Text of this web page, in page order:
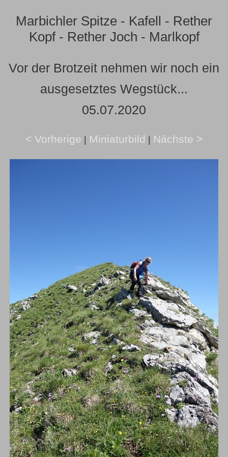
Marbichler Spitze - Kafell - Rether
Kopf - Rether Joch - Marlkopf
Vor der Brotzeit nehmen wir noch ein
ausgesetztes Wegstück...
05.07.2020
< Vorherige | Miniaturbild | Nächste >